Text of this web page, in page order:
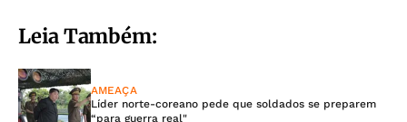
Leia Também:
AMEAÇA
Líder norte-coreano pede que soldados se preparem
“para guerra real"